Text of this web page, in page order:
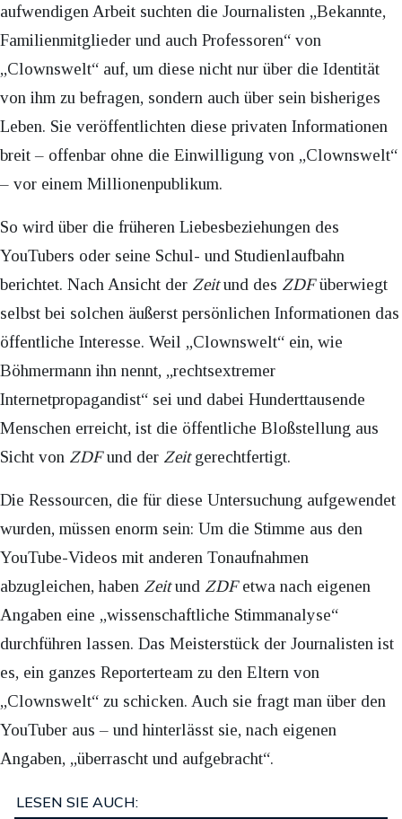
aufwendigen Arbeit suchten die Journalisten „Bekannte,
Familienmitglieder und auch Professoren“ von
„Clownswelt“ auf, um diese nicht nur über die Identität
von ihm zu befragen, sondern auch über sein bisheriges
Leben. Sie veröffentlichten diese privaten Informationen
breit – offenbar ohne die Einwilligung von „Clownswelt“
– vor einem Millionenpublikum.
So wird über die früheren Liebesbeziehungen des
YouTubers oder seine Schul- und Studienlaufbahn
berichtet. Nach Ansicht der Zeitund des ZDFüberwiegt
selbst bei solchen äußerst persönlichen Informationen das
öffentliche Interesse. Weil „Clownswelt“ ein, wie
Böhmermann ihn nennt, „rechtsextremer
Internetpropagandist“ sei und dabei Hunderttausende
Menschen erreicht, ist die öffentliche Bloßstellung aus
Sicht von ZDFund der Zeitgerechtfertigt.
Die Ressourcen, die für diese Untersuchung aufgewendet
wurden, müssen enorm sein: Um die Stimme aus den
YouTube-Videos mit anderen Tonaufnahmen
abzugleichen, haben Zeitund ZDFetwa nach eigenen
Angaben eine „wissenschaftliche Stimmanalyse“
durchführen lassen. Das Meisterstück der Journalisten ist
es, ein ganzes Reporterteam zu den Eltern von
„Clownswelt“ zu schicken. Auch sie fragt man über den
YouTuber aus – und hinterlässt sie, nach eigenen
Angaben, „überrascht und aufgebracht“.
LESEN SIE AUCH: